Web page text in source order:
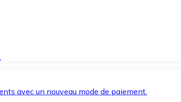
avec un nouveau mode de paiement.